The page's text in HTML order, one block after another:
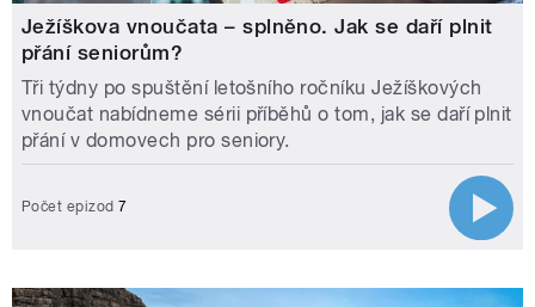
Ježíškova vnoučata – splněno. Jak se daří plnit
přání seniorům?
Tři týdny po spuštění letošního ročníku Ježíškových
vnoučat nabídneme sérii příběhů o tom, jak se daří plnit
přání v domovech pro seniory.
Počet epizod 7